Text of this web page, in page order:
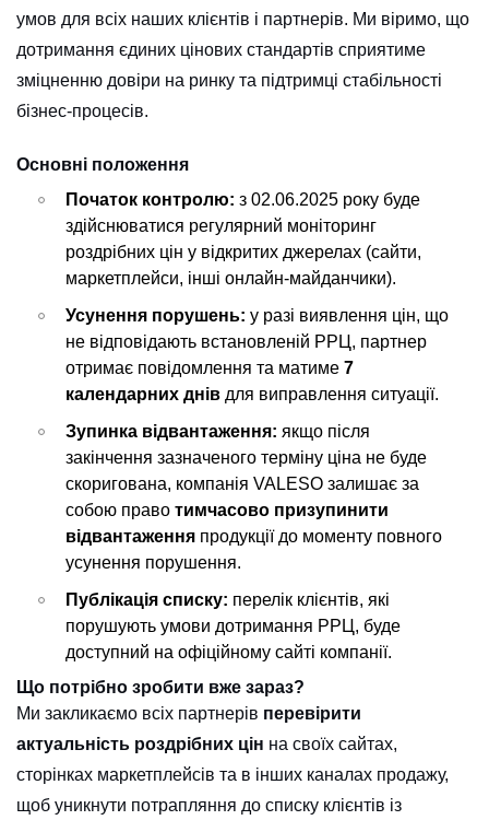
умов для всіх наших клієнтів і партнерів. Ми віримо, що
дотримання єдиних цінових стандартів сприятиме
зміцненню довіри на ринку та підтримці стабільності
бізнес-процесів.
Основні положення
Початок контролю: з 02.06.2025 року буде
здійснюватися регулярний моніторинг
роздрібних цін у відкритих джерелах (сайти,
маркетплейси, інші онлайн-майданчики).
Усунення порушень: у разі виявлення цін, що
не відповідають встановленій РРЦ, партнер
отримає повідомлення та матиме 7
календарних днів для виправлення ситуації.
Зупинка відвантаження: якщо після
закінчення зазначеного терміну ціна не буде
скоригована, компанія VALESO залишає за
собою право тимчасово призупинити
відвантаження продукції до моменту повного
усунення порушення.
Публікація списку: перелік клієнтів, які
порушують умови дотримання РРЦ, буде
доступний на офіційному сайті компанії.
Що потрібно зробити вже зараз?
Ми закликаємо всіх партнерів перевірити
актуальність роздрібних цін на своїх сайтах,
сторінках маркетплейсів та в інших каналах продажу,
щоб уникнути потрапляння до списку клієнтів із
OK
CANCEL